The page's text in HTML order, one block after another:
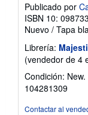
Publicado por
ISBN 10:
Nuevo / Tapa
Librería:
(vendedor de 4
Condición:
104281309
Contactar al